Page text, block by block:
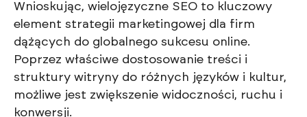
Wnioskując, wielojęzyczne SEO to kluczowy
element strategii marketingowej dla firm
dążących do globalnego sukcesu online.
Poprzez właściwe dostosowanie treści i
struktury witryny do różnych języków i kultur,
możliwe jest zwiększenie widoczności, ruchu i
konwersji.